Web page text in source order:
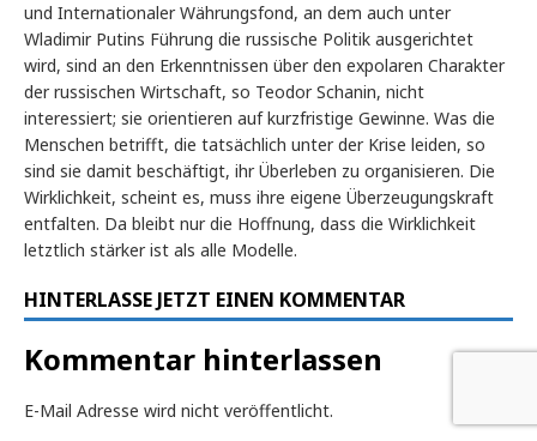
und Internationaler Währungsfond, an dem auch unter
Wladimir Putins Führung die russische Politik ausgerichtet
wird, sind an den Erkenntnissen über den expolaren Charakter
der russischen Wirtschaft, so Teodor Schanin, nicht
interessiert; sie orientieren auf kurzfristige Gewinne. Was die
Menschen betrifft, die tatsächlich unter der Krise leiden, so
sind sie damit beschäftigt, ihr Überleben zu organisieren. Die
Wirklichkeit, scheint es, muss ihre eigene Überzeugungskraft
entfalten. Da bleibt nur die Hoffnung, dass die Wirklichkeit
letztlich stärker ist als alle Modelle.
HINTERLASSE JETZT EINEN KOMMENTAR
Kommentar hinterlassen
E-Mail Adresse wird nicht veröffentlicht.